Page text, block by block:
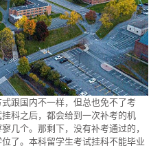
跟国内不一样，但总也免不了考
科之后，都会给到一次补考的机
几个。那剩下，没有补考通过的，
了。本科留学生考试挂科不能毕业